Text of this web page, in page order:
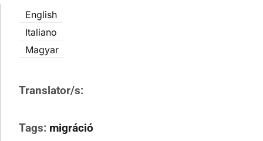
English
Italiano
Magyar
Translator/s:
Tags: migráció